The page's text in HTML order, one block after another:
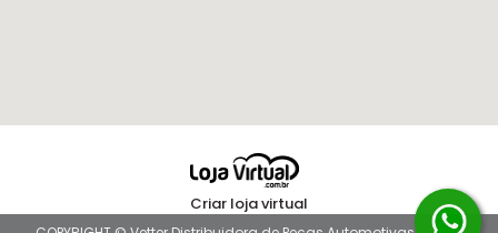
Criar loja virtual